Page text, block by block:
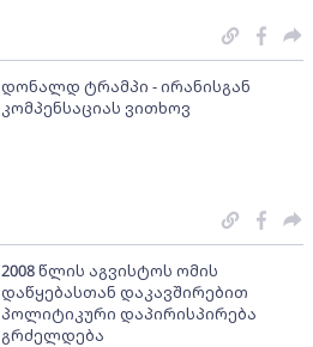
დონალდ ტრამპი - ირანისგან
კომპენსაციას ვითხოვ
2008 წლის აგვისტოს ომის
დაწყებასთან დაკავშირებით
პოლიტიკური დაპირისპირება
გრძელდება